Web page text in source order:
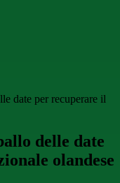
date per recuperare il
delle date
olandese